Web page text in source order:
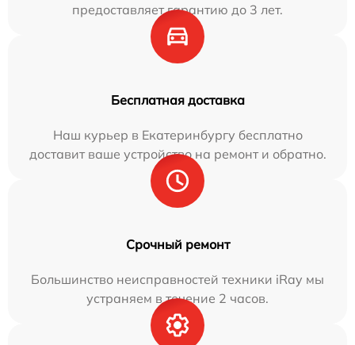
предоставляет гарантию до 3 лет.
Бесплатная доставка
Наш курьер в Екатеринбургу бесплатно
доставит ваше устройство на ремонт и обратно.
Срочный ремонт
Большинство неисправностей техники iRay мы
устраняем в течение 2 часов.